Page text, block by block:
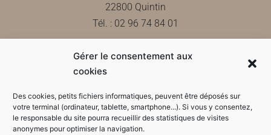
Gérer le consentement aux
cookies
Des cookies, petits fichiers informatiques, peuvent être déposés sur
votre terminal (ordinateur, tablette, smartphone...). Si vous y consentez,
le responsable du site pourra recueillir des statistiques de visites
anonymes pour optimiser la navigation.
22800 Quintin
Tél. : 02 96 74 84 01
Contactez-nous
Horaires d'ouverture de la mairie